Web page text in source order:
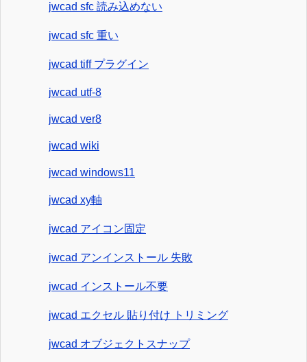
jwcad sfc 読み込めない
jwcad sfc 重い
jwcad tiff プラグイン
jwcad utf-8
jwcad ver8
jwcad wiki
jwcad windows11
jwcad xy軸
jwcad アイコン固定
jwcad アンインストール 失敗
jwcad インストール不要
jwcad エクセル 貼り付け トリミング
jwcad オブジェクトスナップ